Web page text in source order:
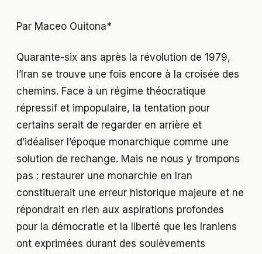
Par Maceo Ouitona*
Quarante-six ans après la révolution de 1979,
l’Iran se trouve une fois encore à la croisée des
chemins. Face à un régime théocratique
répressif et impopulaire, la tentation pour
certains serait de regarder en arrière et
d’idéaliser l’époque monarchique comme une
solution de rechange. Mais ne nous y trompons
pas : restaurer une monarchie en Iran
constituerait une erreur historique majeure et ne
répondrait en rien aux aspirations profondes
pour la démocratie et la liberté que les Iraniens
ont exprimées durant des soulèvements